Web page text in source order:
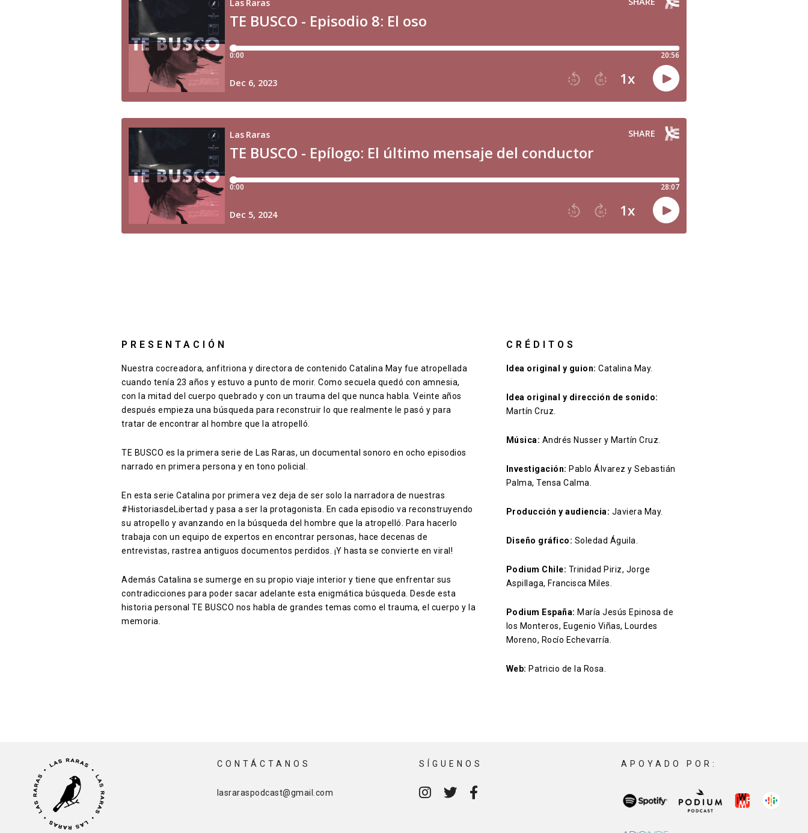
PRESENTACIÓN
Nuestra cocreadora, anfitriona y directora de contenido Catalina May fue atropellada
cuando tenía 23 años y estuvo a punto de morir. Como secuela quedó con amnesia,
con la mitad del cuerpo quebrado y con un trauma del que nunca habla. Veinte años
después empieza una búsqueda para reconstruir lo que realmente le pasó y para
tratar de encontrar al hombre que la atropelló.
TE BUSCO es la primera serie de Las Raras, un documental sonoro en ocho episodios
narrado en primera persona y en tono policial.
En esta serie Catalina por primera vez deja de ser solo la narradora de nuestras
#HistoriasdeLibertad y pasa a ser la protagonista. En cada episodio va reconstruyendo
su atropello y avanzando en la búsqueda del hombre que la atropelló. Para hacerlo
trabaja con un equipo de expertos en encontrar personas, hace decenas de
entrevistas, rastrea antiguos documentos perdidos. ¡Y hasta se convierte en viral!
Además Catalina se sumerge en su propio viaje interior y tiene que enfrentar sus
contradicciones para poder sacar adelante esta enigmática búsqueda. Desde esta
historia personal TE BUSCO nos habla de grandes temas como el trauma, el cuerpo y la
memoria.
CRÉDITOS
Idea original y guion: Catalina May.
Idea original y dirección de sonido:
Martín Cruz.
Música: Andrés Nusser y Martín Cruz.
Investigación: Pablo Álvarez y Sebastián
Palma, Tensa Calma.
Producción y audiencia: Javiera May.
Diseño gráfico: Soledad Águila.
Podium Chile: Trinidad Piriz, Jorge
Aspillaga, Francisca Miles.
Podium España: María Jesús Epinosa de
los Monteros, Eugenio Viñas, Lourdes
Moreno, Rocío Echevarría.
Web: Patricio de la Rosa.
CONTÁCTANOS
lasraraspodcast@gmail.com
SÍGUENOS APOYADO POR: